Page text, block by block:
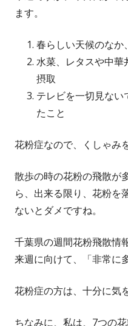
ます。
春らしい天候のな
水菜、レタスや中華
摂取
テレビを一切見な
たこと
花粉症なので、くしゃみ
散歩の時の花粉の飛散が
ら、出来る限り、花粉を
ないとダメですね。
千葉県の週間花粉飛散情
来週に向けて、「非常に
花粉症の方は、十分に気
ちなみに、私は、7つの